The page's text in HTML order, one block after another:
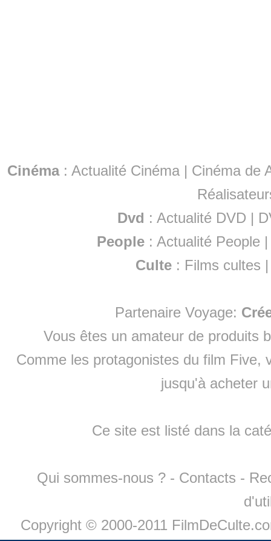
Cinéma: Actualité Cinéma | Cinéma de
Dvd : Actualité DVD |
People :Actualité People
Culte : Films cultes
Partenaire Voyage:
Vous êtes un amateur de produits
Comme les protagonistes du film Five,
jusqu'à acheter
Ce site est listé dans la
Qui sommes-nous ? - Contacts -
Copyright © 2000-2011